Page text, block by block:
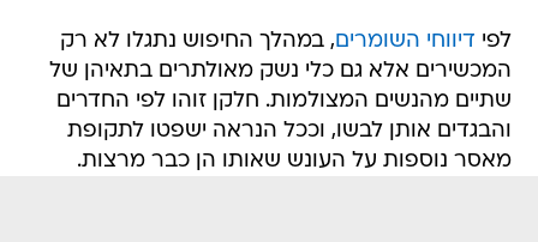
לפי דיווחי השומרים, במהלך החיפוש נתגלו לא רק
המכשירים אלא גם כלי נשק מאולתרים בתאיהן של
שתיים מהנשים המצולמות. חלקן זוהו לפי החדרים
והבגדים אותן לבשו, וככל הנראה ישפטו לתקופת
מאסר נוספות על העונש שאותו הן כבר מרצות.